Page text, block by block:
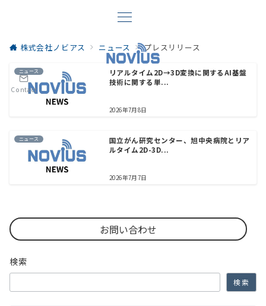
Contact
株式会社ノビアス ニュース プレスリリース
ニュース
リアルタイム2D→3D変換に関するAI基盤
技術に関する単...
2026年7月8日
ニュース
国立がん研究センター、旭中央病院とリア
ルタイム2D-3D...
2026年7月7日
お問い合わせ
検索
検索